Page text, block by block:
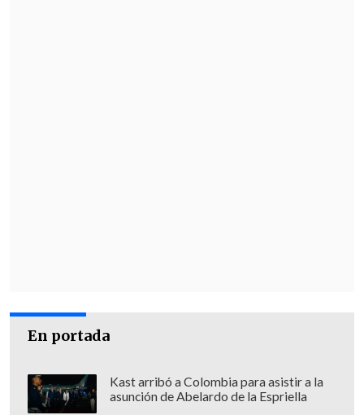
En portada
Kast arribó a Colombia para asistir a la
asunción de Abelardo de la Espriella